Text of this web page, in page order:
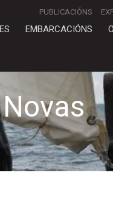
PUBLICACIÓNS
EMBARCACIÓNS
Novas